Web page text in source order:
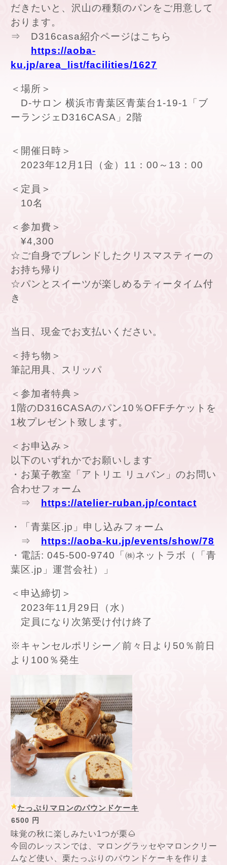
だきたいと、沢山の種類のパンをご用意して
おります。
⇒ D316casa紹介ページはこちら
https://aoba-
ku.jp/area_list/facilities/1627
＜場所＞
D-サロン 横浜市青葉区青葉台1-19-1「ブ
ーランジェD316CASA」2階
＜開催日時＞
2023年12月1日（金）11：00～13：00
＜定員＞
10名
＜参加費＞
¥4,300
☆ご自身でブレンドしたクリスマスティーの
お持ち帰り
☆パンとスイーツが楽しめるティータイム付
き
当日、現金でお支払いください。
＜持ち物＞
筆記用具、スリッパ
＜参加者特典＞
1階のD316CASAのパン10％OFFチケットを
1枚プレゼント致します。
＜お申込み＞
以下のいずれかでお願いします
・お菓子教室「アトリエ リュバン」のお問い
合わせフォーム
⇒
https://atelier-ruban.jp/contact
・「青葉区.jp」申し込みフォーム
⇒
https://aoba-ku.jp/events/show/78
・電話: 045-500-9740「㈱ネットラボ（「青
葉区.jp」運営会社）」
＜申込締切＞
2023年11月29日（水）
定員になり次第受け付け終了
※キャンセルポリシー／前々日より50％前日
より100％発生
たっぷりマロンのパウンドケーキ
6500 円
味覚の秋に楽しみたい1つが栗🌰
今回のレッスンでは、マロングラッセやマロンクリー
ムなど使い、栗たっぷりのパウンドケーキを作りま